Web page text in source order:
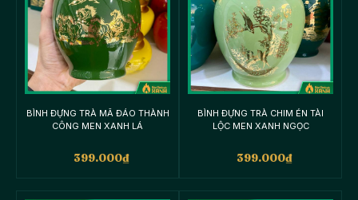
BÌNH ĐỰNG TRÀ MÃ ĐÁO THÀNH
CÔNG MEN XANH LÁ
399.000₫
BÌNH ĐỰNG TRÀ CHIM ÉN TÀI
LỘC MEN XANH NGỌC
399.000₫